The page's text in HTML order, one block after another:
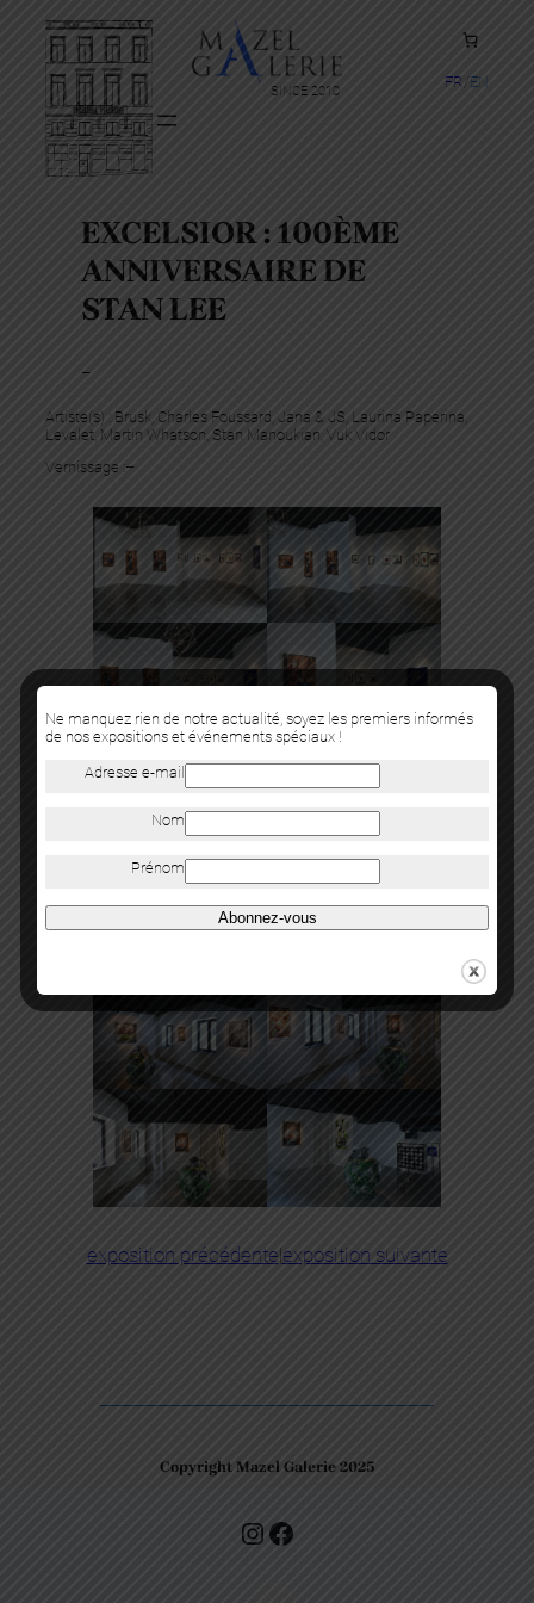
SINCE 2010
FR EN
EXCELSIOR : 100ÈME
ANNIVERSAIRE DE
STAN LEE
–
Artiste(s) : Brusk Charles Foussard Jana & JS Laurina Paperina
Levalet Martin Whatson Stan Manoukian Vuk Vidor
Vernissage :–
exposition précédente|exposition suivante
Copyright Mazel Galerie 2025
Check our photos on Instagram ! Facebook
We use cookies to ensure that we give you the best
experience on our website. If you continue to use this site we
Ne manquez rien de notre actualité, soyez les premiers informés
de nos expositions et événements spéciaux !
Adresse e-mail
Nom
Prénom
Abonnez-vous